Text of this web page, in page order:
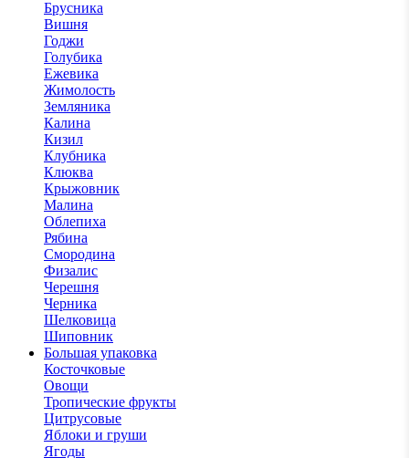
Брусника
Вишня
Годжи
Голубика
Ежевика
Жимолость
Земляника
Калина
Кизил
Клубника
Клюква
Крыжовник
Малина
Облепиха
Рябина
Смородина
Физалис
Черешня
Черника
Шелковица
Шиповник
Большая упаковка
Косточковые
Овощи
Тропические фрукты
Цитрусовые
Яблоки и груши
Ягоды